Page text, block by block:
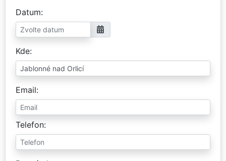
Datum
Kde
Email
Telefon